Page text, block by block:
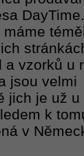
a vzorků u
jsou velmi
jich je už u
k
v